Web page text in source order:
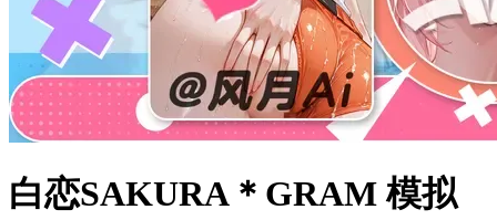
白恋SAKURA＊GRAM 模拟